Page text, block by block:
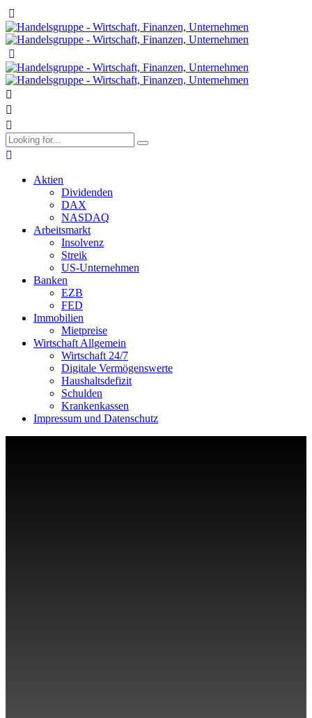
Aktien
Dividenden
DAX
NASDAQ
Arbeitsmarkt
Insolvenz
Streik
US-Unternehmen
Banken
EZB
FED
Immobilien
Mietpreise
Wirtschaft Allgemein
Wirtschaft 24/7
Digitale Vermögenswerte
Haushaltsdefizit
Schulden
Krankenkassen
Impressum und Datenschutz